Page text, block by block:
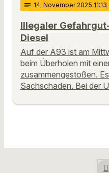
notes 14. November 2025 11:13
Illegaler
Diesel
Auf der A93 ist am
beim Überholen mit
zusammengestoßen.
Sachschaden. Bei der